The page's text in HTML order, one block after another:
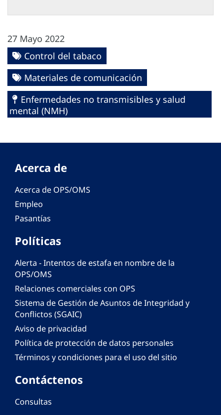
27 Mayo 2022
Control del tabaco
Materiales de comunicación
Enfermedades no transmisibles y salud
mental (NMH)
Acerca de
Acerca de OPS/OMS
Empleo
Pasantías
Políticas
Alerta - Intentos de estafa en nombre de la
OPS/OMS
Relaciones comerciales con OPS
Sistema de Gestión de Asuntos de Integridad y
Conflictos (SGAIC)
Aviso de privacidad
Política de protección de datos personales
Términos y condiciones para el uso del sitio
Contáctenos
Consultas